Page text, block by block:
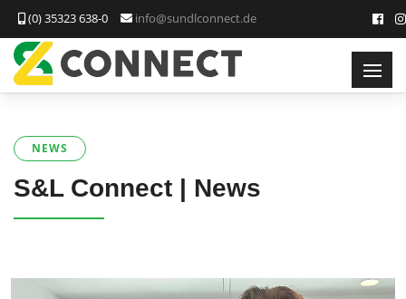
(0) 35323 638-0 info@sundlconnect.de
NEWS
S&L Connect | News